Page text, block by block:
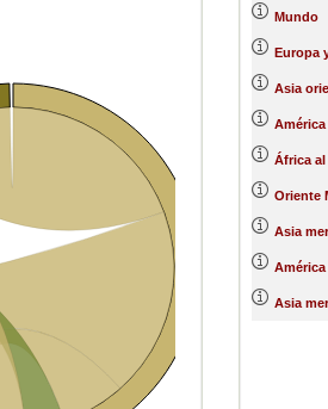
Mundo
Europa
Asia
África
Oriente
Asia
Asia